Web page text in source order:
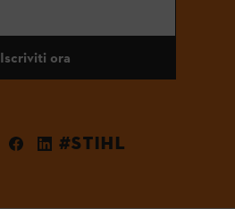
Iscriviti ora
#STIHL